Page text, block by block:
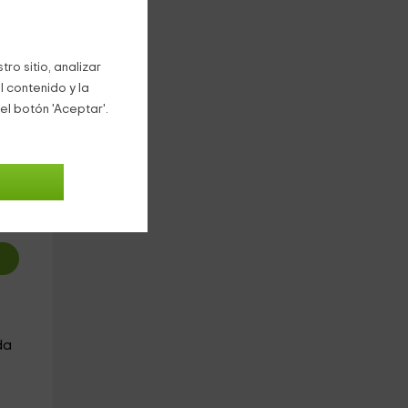
sitio, analizar
contenido y la
botón 'Aceptar'.
€